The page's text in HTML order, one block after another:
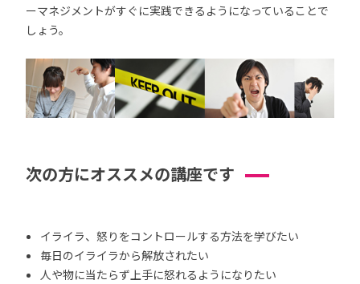
ーマネジメントがすぐに実践できるようになっていることで
しょう。
次の方にオススメの講座です
イライラ、怒りをコントロールする方法を学びたい
毎日のイライラから解放されたい
人や物に当たらず上手に怒れるようになりたい